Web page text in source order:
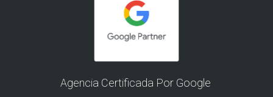
Agencia Certificada Por Google